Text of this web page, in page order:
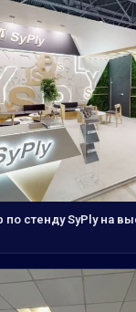
по стенду SyPly на